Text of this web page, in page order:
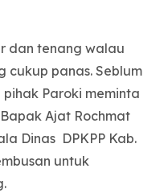
dan tenang walau
panas. Seblum
Paroki meminta
Ajat Rochmat
Dinas DPKPP Kab.
untuk